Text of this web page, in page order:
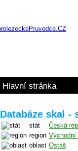
Hlavní stránka
Databáze skal -
stát
Česká
region Východní
oblast Ostaš